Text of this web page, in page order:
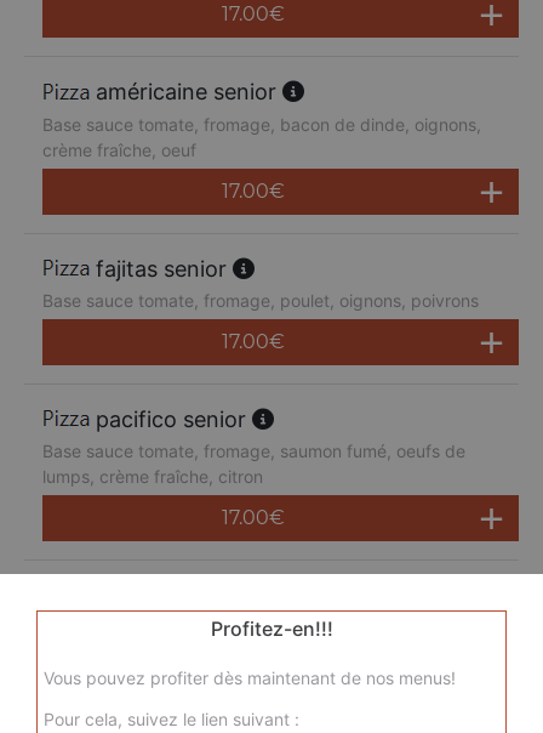
17.00€
américaine senior
Base sauce tomate, fromage, bacon de dinde, oignons,
crème fraîche, oeuf
17.00€
fajitas senior
Base sauce tomate, fromage, poulet, oignons, poivrons
17.00€
pacifico senior
Base sauce tomate, fromage, saumon fumé, oeufs de
lumps, crème fraîche, citron
17.00€
Base sauce tomate, fromage, chorizo, jambon de dinde,
Profitez-en!!!
Vous pouvez profiter dès maintenant de nos menus!
Pour cela, suivez le lien suivant :